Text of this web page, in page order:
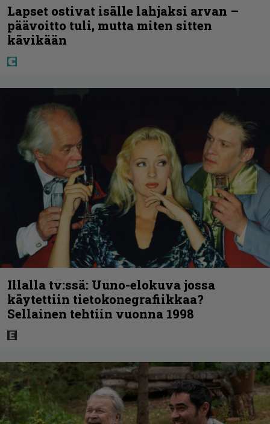
Lapset ostivat isälle lahjaksi arvan –
päävoitto tuli, mutta miten sitten
kävikään
Illalla tv:ssä: Uuno-elokuva jossa
käytettiin tietokonegrafiikkaa?
Sellainen tehtiin vuonna 1998